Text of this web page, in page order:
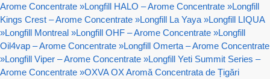
Arome Concentrate »Longfill HALO – Arome Concentrate »Longfill
Kings Crest – Arome Concentrate »Longfill La Yaya »Longfill LIQUA
»Longfill Montreal »Longfill OHF – Arome Concentrate »Longfill
Oil4vap – Arome Concentrate »Longfill Omerta – Arome Concentrate
»Longfill Viper – Arome Concentrate »Longfill Yeti Summit Series –
Arome Concentrate »OXVA OX Aromă Concentrata de Țigări